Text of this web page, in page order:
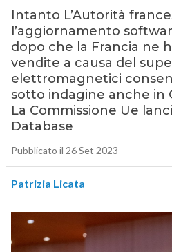
Intanto L’Autorità
l’aggiornamento
dopo che la Francia ne
vendite a causa del
elettromagnetici
sotto indagine anche in
La Commissione Ue
Database
Pubblicato il 26 Set 2023
Patrizia Licata